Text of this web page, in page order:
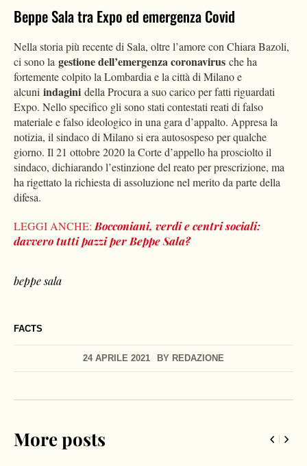
FACTS
24 APRILE 2021 BY REDAZIONE
Beppe Sala tra Expo ed emergenza Covid
Nella storia più recente di Sala, oltre l’amore con Chiara Bazoli,
ci sono la gestione dell’emergenza coronavirus che ha
fortemente colpito la Lombardia e la città di Milano e
alcuni indagini della Procura a suo carico per fatti riguardati
Expo. Nello specifico gli sono stati contestati reati di falso
materiale e falso ideologico in una gara d’appalto. Appresa la
notizia, il sindaco di Milano si era autosospeso per qualche
giorno. Il 21 ottobre 2020 la Corte d’appello ha prosciolto il
sindaco, dichiarando l’estinzione del reato per prescrizione, ma
ha rigettato la richiesta di assoluzione nel merito da parte della
difesa.
LEGGI ANCHE: Bocconiani, verdi e centri sociali:
davvero tutti pazzi per Beppe Sala?
beppe sala
More posts